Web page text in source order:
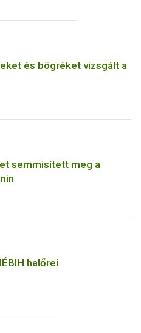
és bögréket vizsgált a
semmisített meg a
halőrei